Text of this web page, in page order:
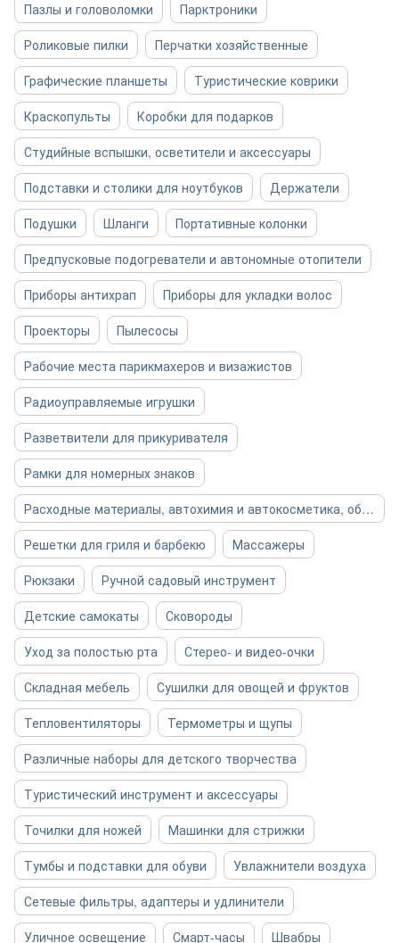
Пазлы и головоломки
Парктроники
Роликовые пилки
Перчатки хозяйственные
Графические планшеты
Туристические коврики
Краскопульты
Коробки для подарков
Студийные вспышки, осветители и аксессуары
Подставки и столики для ноутбуков
Держатели
Подушки
Шланги
Портативные колонки
Предпусковые подогреватели и автономные отопители
Приборы антихрап
Приборы для укладки волос
Проекторы
Пылесосы
Рабочие места парикмахеров и визажистов
Радиоуправляемые игрушки
Разветвители для прикуривателя
Рамки для номерных знаков
Расходные материалы, автохимия и автокосметика, общее
Решетки для гриля и барбекю
Массажеры
Рюкзаки
Ручной садовый инструмент
Детские самокаты
Сковороды
Уход за полостью рта
Стерео- и видео-очки
Складная мебель
Сушилки для овощей и фруктов
Тепловентиляторы
Термометры и щупы
Различные наборы для детского творчества
Туристический инструмент и аксессуары
Точилки для ножей
Машинки для стрижки
Тумбы и подставки для обуви
Увлажнители воздуха
Сетевые фильтры, адаптеры и удлинители
Уличное освещение
Смарт-часы
Швабры